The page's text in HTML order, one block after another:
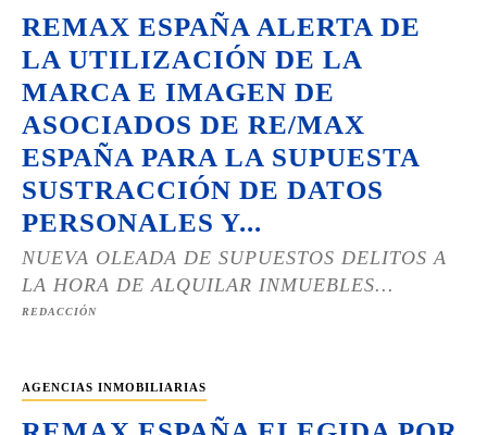
REMAX ESPAÑA ALERTA DE
LA UTILIZACIÓN DE LA
MARCA E IMAGEN DE
ASOCIADOS DE RE/MAX
ESPAÑA PARA LA SUPUESTA
SUSTRACCIÓN DE DATOS
PERSONALES Y...
NUEVA OLEADA DE SUPUESTOS DELITOS A
LA HORA DE ALQUILAR INMUEBLES...
REDACCIÓN
AGENCIAS INMOBILIARIAS